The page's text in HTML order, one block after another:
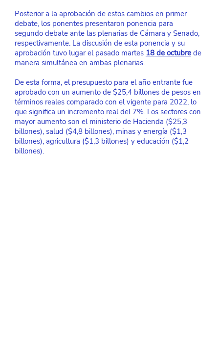
Posterior a la aprobación de estos cambios en primer
debate, los ponentes presentaron ponencia para
segundo debate ante las plenarias de Cámara y Senado,
respectivamente. La discusión de esta ponencia y su
aprobación tuvo lugar el pasado martes 18 de octubre de
manera simultánea en ambas plenarias.
De esta forma, el presupuesto para el año entrante fue
aprobado con un aumento de $25,4 billones de pesos en
términos reales comparado con el vigente para 2022, lo
que significa un incremento real del 7%. Los sectores con
mayor aumento son el ministerio de Hacienda ($25,3
billones), salud ($4,8 billones), minas y energía ($1,3
billones), agricultura ($1,3 billones) y educación ($1,2
billones).